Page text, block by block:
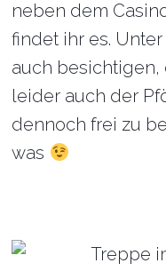
neben dem
findet ihr es.
auch besichtigen,
leider auch der
dennoch frei zu
was